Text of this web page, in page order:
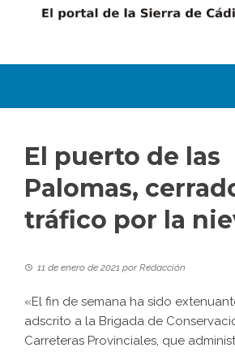
El puerto de las
Palomas,
tráfico por la
11 de enero de 2021 porRedacción
«El fin de semana ha sido
adscrito a la Brigada de
Carreteras Provinciales, que